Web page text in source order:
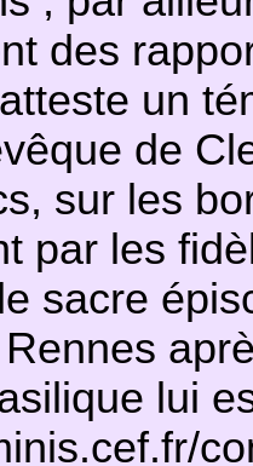
des
un
de
sur les
par les
sacre
lui